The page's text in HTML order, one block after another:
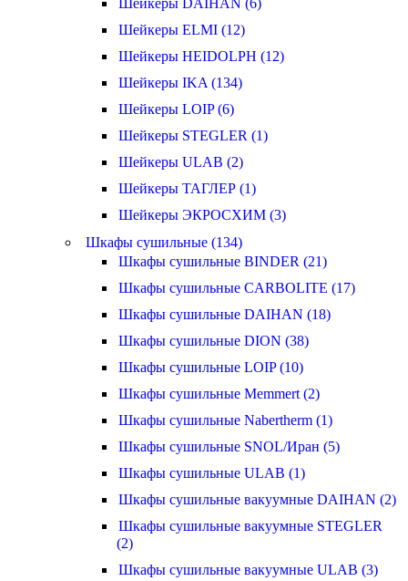
Шейкеры DAIHAN (6)
Шейкеры ELMI (12)
Шейкеры HEIDOLPH (12)
Шейкеры IKA (134)
Шейкеры LOIP (6)
Шейкеры STEGLER (1)
Шейкеры ULAB (2)
Шейкеры ТАГЛЕР (1)
Шейкеры ЭКРОСХИМ (3)
Шкафы сушильные (134)
Шкафы сушильные BINDER (21)
Шкафы сушильные CARBOLITE (17)
Шкафы сушильные DAIHAN (18)
Шкафы сушильные DION (38)
Шкафы сушильные LOIP (10)
Шкафы сушильные Memmert (2)
Шкафы сушильные Nabertherm (1)
Шкафы сушильные SNOL/Иран (5)
Шкафы сушильные ULAB (1)
Шкафы сушильные вакуумные DAIHAN (2)
Шкафы сушильные вакуумные STEGLER
(2)
Шкафы сушильные вакуумные ULAB (3)